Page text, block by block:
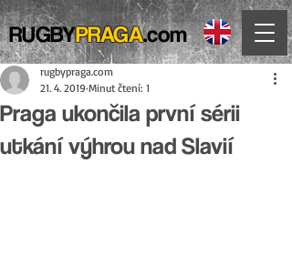
RUGBYPRAGA.com
Praga ukončila první sérii
utkání výhrou nad Slavií
rugbypraga.com
21. 4. 2019 Minut čtení: 1